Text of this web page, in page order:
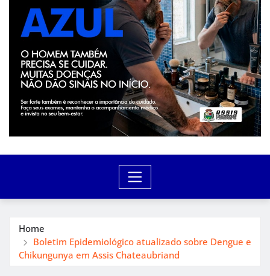
Home
Boletim Epidemiológico atualizado sobre Dengue e
Chikungunya em Assis Chateaubriand